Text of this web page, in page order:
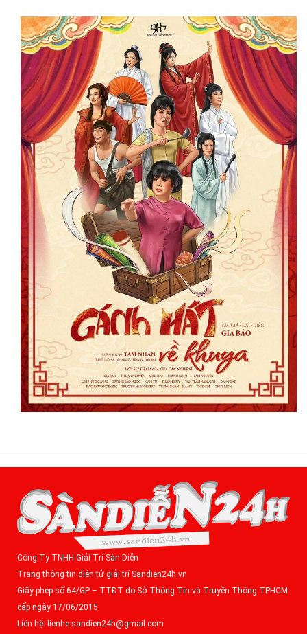
Công Ty TNHH Giải Trí Sàn Diễn
Trang thông tin điện tử giải trí Sandien24h.vn
Giấy phép số 64/GP – TTĐT do Sở Thông Tin và Truyền Thông TPHCM
cấp ngày 17/06/2015
Liên hệ: lienhe.sandien24h@gmail.com